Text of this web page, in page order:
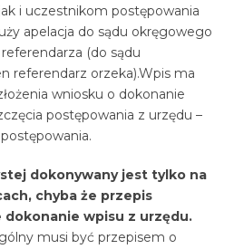
i uczestnikom postępowania
apelacja do sądu okręgowego
(do sądu
referendarz orzeka).Wpis ma
wniosku o dokonanie
postępowania z urzędu –
dokonywany jest tylko na
chyba że przepis
wpisu z urzędu.
musi być przepisem o